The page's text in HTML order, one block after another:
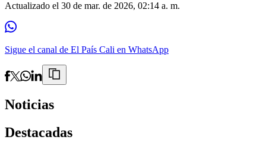
Actualizado el 30 de mar. de 2026, 02:14 a. m.
Sigue el canal de El País Cali en WhatsApp
Noticias
Destacadas